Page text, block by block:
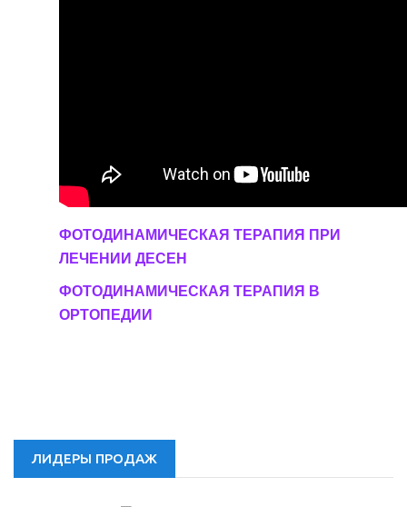
ФОТОДИНАМИЧЕСКАЯ ТЕРАПИЯ ПРИ
ЛЕЧЕНИИ ДЕСЕН
ФОТОДИНАМИЧЕСКАЯ ТЕРАПИЯ В
ОРТОПЕДИИ
ЛИДЕРЫ ПРОДАЖ